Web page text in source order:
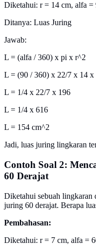
Diketahui: r = 14 cm, alfa =
Ditanya: Luas Juring
Jawab:
L = (alfa / 360) x pi x r^2
L = (90 / 360) x 22/7 x 14 x
L = 1/4 x 22/7 x 196
L = 1/4 x 616
L = 154 cm^2
Jadi, luas juring lingkaran
Contoh Soal 2:
60 Derajat
Diketahui sebuah lingkaran
juring 60 derajat. Berapa
Pembahasan:
Diketahui: r = 7 cm, alfa =